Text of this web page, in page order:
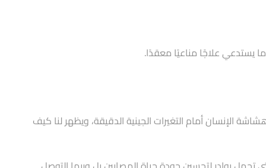
يستدعي علاجًا مناعيًا معقدًا.
الإنسان أمام التغيرات الجينية الدقيقة، ويظهر لنا كيف